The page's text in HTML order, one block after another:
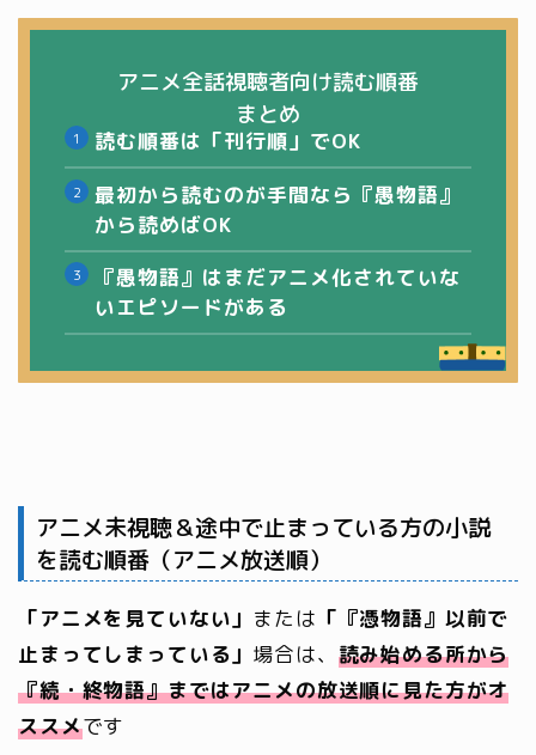
アニメ全話視聴者向け読む順番
まとめ
読む順番は「刊行順」でOK
最初から読むのが手間なら『愚物語』
から読めばOK
『愚物語』はまだアニメ化されていな
いエピソードがある
アニメ未視聴＆途中で止まっている方の小説
を読む順番（アニメ放送順）
「アニメを見ていない」 または 「『憑物語』以前で
止まってしまっている」 場合は、 読み始める所から
『続・終物語』まではアニメの放送順に見た方がオ
ススメです